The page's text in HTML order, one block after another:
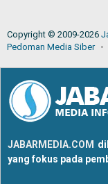
Copyright © 2009-2026
Pedoman Media Siber
JABARMEDIA.COM
yang fokus pada